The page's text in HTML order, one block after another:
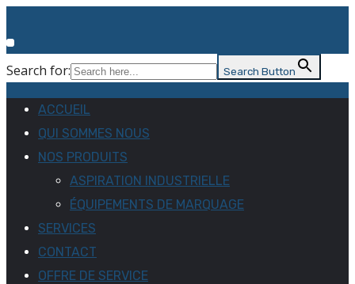
Search for: Search Button
ACCUEIL
QUI SOMMES NOUS
NOS PRODUITS
ASPIRATION INDUSTRIELLE
ÉQUIPEMENTS DE MARQUAGE
SERVICES
CONTACT
OFFRE DE SERVICE